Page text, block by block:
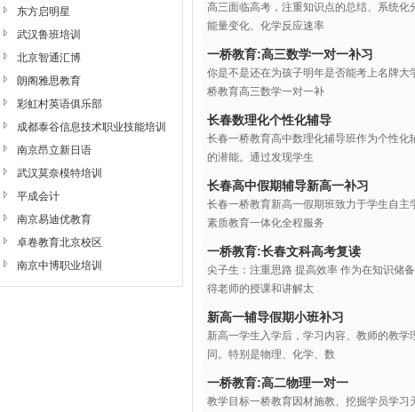
东方启明星
武汉鲁班培训
北京智通汇博
朗阁雅思教育
彩虹村英语俱乐部
成都泰谷信息技术职业技能培训
学校
南京昂立新日语
武汉莫奈模特培训
平成会计
南京易迪优教育
卓卷教育北京校区
南京中博职业培训
高三面临高考，注重知识点的总结、系统
能量变化、化学反应速率
一桥教育:高三数学一对一补习
你是不是还在为孩子明年是否能考上名牌
桥教育高三数学一对一补
长春数理化个性化辅导
长春一桥教育高中数理化辅导班作为个性
的潜能。通过发现学生
长春高中假期辅导新高一补习
长春一桥教育新高一假期班致力于学生自
素质教育一体化全程服务
一桥教育:长春文科高考复读
尖子生：注重思路 提高效率 作为在知识储
得老师的授课和讲解太
新高一辅导假期小班补习
新高一学生入学后，学习内容、教师的教
同。特别是物理、化学、数
一桥教育:高二物理一对一
教学目标一桥教育因材施教、挖掘学员学